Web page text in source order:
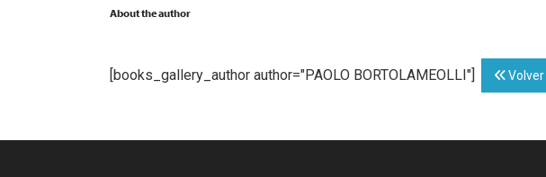
About the author
[books_gallery_author author="PAOLO BORTOLAMEOLLI"] Volver